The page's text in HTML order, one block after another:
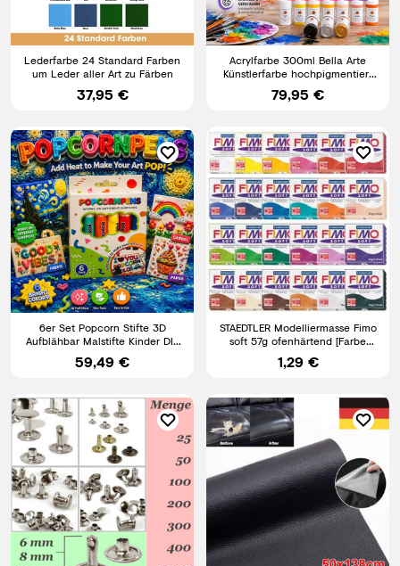
Lederfarbe 24 Standard Farben
um Leder aller Art zu Färben
37,95 €
Acrylfarbe 300ml Bella Arte
Künstlerfarbe hochpigmentiert
30 Farben
79,95 €
6er Set Popcorn Stifte 3D
Aufblähbar Malstifte Kinder DIY
Relief Kunst Marker
59,49 €
STAEDTLER Modelliermasse Fimo
soft 57g ofenhärtend [Farbe
wählbar] + Neuheiten
1,29 €